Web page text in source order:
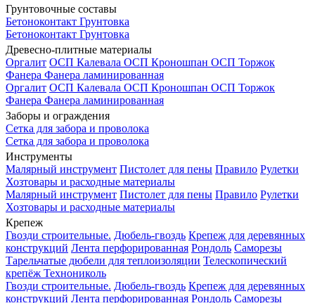
Грунтовочные составы
Бетоноконтакт Грунтовка
Бетоноконтакт Грунтовка
Древесно-плитные материалы
Оргалит ОСП Калевала ОСП Кроношпан ОСП Торжок
Фанера Фанера ламинированная
Оргалит ОСП Калевала ОСП Кроношпан ОСП Торжок
Фанера Фанера ламинированная
Заборы и ограждения
Сетка для забора и проволока
Сетка для забора и проволока
Инструменты
Малярный инструмент Пистолет для пены Правило Рулетки
Хозтовары и расходные материалы
Малярный инструмент Пистолет для пены Правило Рулетки
Хозтовары и расходные материалы
Крепеж
Гвозди строительные. Дюбель-гвоздь Крепеж для деревянных
конструкций Лента перфорированная Рондоль Саморезы
Тарельчатые дюбели для теплоизоляции Телескопический
крепёж Технониколь
Гвозди строительные. Дюбель-гвоздь Крепеж для деревянных
конструкций Лента перфорированная Рондоль Саморезы